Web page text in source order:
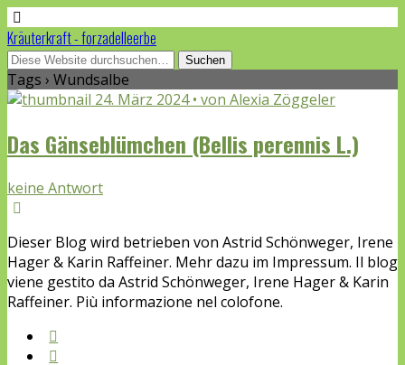
Kräuterkraft - forzadelleerbe
Tags › Wundsalbe
24. März 2024 • von Alexia Zöggeler
Das Gänseblümchen (Bellis perennis L.)
keine Antwort
Dieser Blog wird betrieben von Astrid Schönweger, Irene
Hager & Karin Raffeiner. Mehr dazu im Impressum. Il blog
viene gestito da Astrid Schönweger, Irene Hager & Karin
Raffeiner. Più informazione nel colofone.